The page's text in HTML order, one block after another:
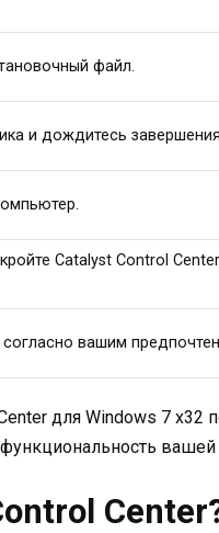
файл.
и дождитесь
Catalyst Control
вашим
для Windows 7 x32
вашей